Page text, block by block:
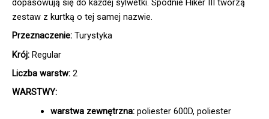
dopasowują się do każdej sylwetki. Spodnie Hiker III tworzą
zestaw z kurtką o tej samej nazwie.
Przeznaczenie: Turystyka
Krój: Regular
Liczba warstw: 2
WARSTWY:
warstwa zewnętrzna:poliester 600D, poliester